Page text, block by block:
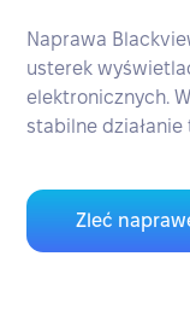
Naprawa
usterek
elektronicznych.
stabilne
Zleć